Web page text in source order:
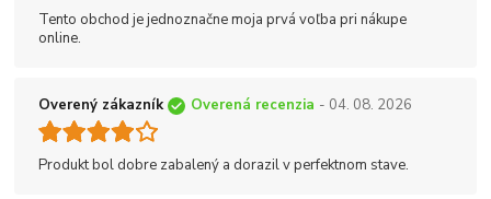
Tento obchod je jednoznačne moja prvá voľba pri nákupe
online.
Overený zákazník Overená recenzia - 04. 08. 2026
Produkt bol dobre zabalený a dorazil v perfektnom stave.